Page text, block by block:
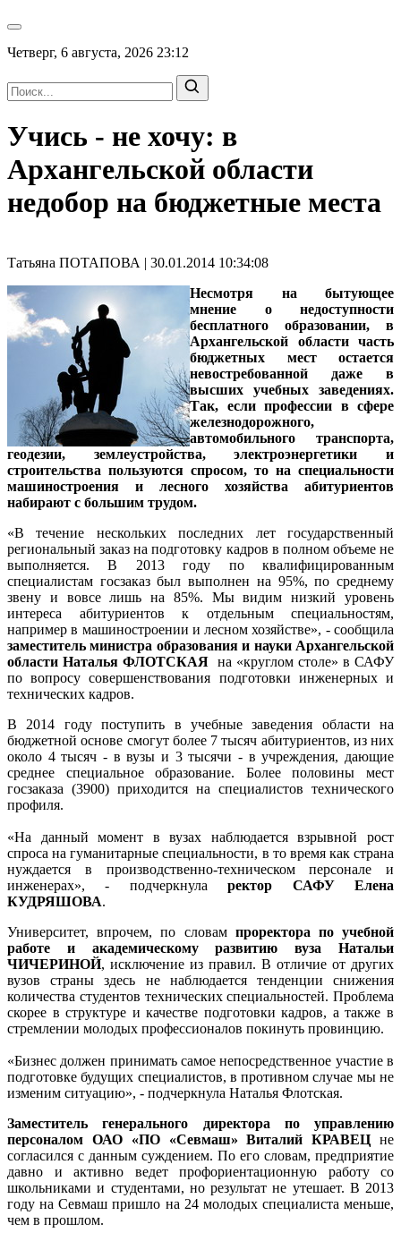
Четверг, 6 августа, 2026 23:12
Учись - не хочу: в
Архангельской области
недобор на бюджетные места
Татьяна ПОТАПОВА | 30.01.2014 10:34:08
Несмотря на бытующее
мнение о недоступности
бесплатного образовании, в
Архангельской области часть
бюджетных мест остается
невостребованной даже в
высших учебных заведениях.
Так, если профессии в сфере
железнодорожного,
автомобильного транспорта,
геодезии, землеустройства, электроэнергетики и
строительства пользуются спросом, то на специальности
машиностроения и лесного хозяйства абитуриентов
набирают с большим трудом.
«В течение нескольких последних лет государственный
региональный заказ на подготовку кадров в полном объеме не
выполняется. В 2013 году по квалифицированным
специалистам госзаказ был выполнен на 95%, по среднему
звену и вовсе лишь на 85%. Мы видим низкий уровень
интереса абитуриентов к отдельным специальностям,
например в машиностроении и лесном хозяйстве», - сообщила
заместитель министра образования и науки Архангельской
области Наталья ФЛОТСКАЯ на «круглом столе» в САФУ
по вопросу совершенствования подготовки инженерных и
технических кадров.
В 2014 году поступить в учебные заведения области на
бюджетной основе смогут более 7 тысяч абитуриентов, из них
около 4 тысяч - в вузы и 3 тысячи - в учреждения, дающие
среднее специальное образование. Более половины мест
госзаказа (3900) приходится на специалистов технического
профиля.
«На данный момент в вузах наблюдается взрывной рост
спроса на гуманитарные специальности, в то время как страна
нуждается в производственно-техническом персонале и
инженерах», - подчеркнуларектор САФУ Елена
КУДРЯШОВА.
Университет, впрочем, по словам проректора по учебной
работе и академическому развитию вуза Натальи
ЧИЧЕРИНОЙ, исключение из правил. В отличие от других
вузов страны здесь не наблюдается тенденции снижения
количества студентов технических специальностей. Проблема
скорее в структуре и качестве подготовки кадров, а также в
стремлении молодых профессионалов покинуть провинцию.
«Бизнес должен принимать самое непосредственное участие в
подготовке будущих специалистов, в противном случае мы не
изменим ситуацию», - подчеркнула Наталья Флотская.
Заместитель генерального директора по управлению
персоналом ОАО «ПО «Севмаш» Виталий КРАВЕЦ не
согласился с данным суждением. По его словам, предприятие
давно и активно ведет профориентационную работу со
школьниками и студентами, но результат не утешает. В 2013
году на Севмаш пришло на 24 молодых специалиста меньше,
чем в прошлом.